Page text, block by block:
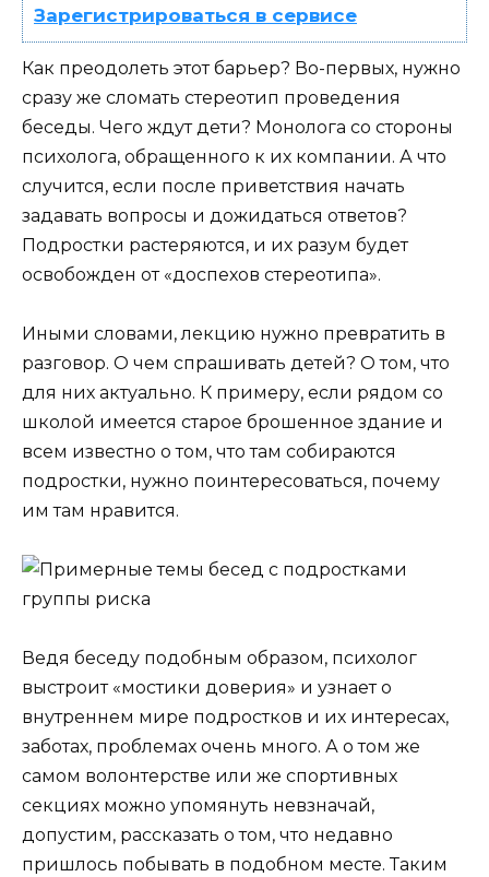
Зарегистрироваться в сервисе
Как преодолеть этот барьер? Во-первых, нужно
сразу же сломать стереотип проведения
беседы. Чего ждут дети? Монолога со стороны
психолога, обращенного к их компании. А что
случится, если после приветствия начать
задавать вопросы и дожидаться ответов?
Подростки растеряются, и их разум будет
освобожден от «доспехов стереотипа».
Иными словами, лекцию нужно превратить в
разговор. О чем спрашивать детей? О том, что
для них актуально. К примеру, если рядом со
школой имеется старое брошенное здание и
всем известно о том, что там собираются
подростки, нужно поинтересоваться, почему
им там нравится.
Ведя беседу подобным образом, психолог
выстроит «мостики доверия» и узнает о
внутреннем мире подростков и их интересах,
заботах, проблемах очень много. А о том же
самом волонтерстве или же спортивных
секциях можно упомянуть невзначай,
допустим, рассказать о том, что недавно
пришлось побывать в подобном месте. Таким